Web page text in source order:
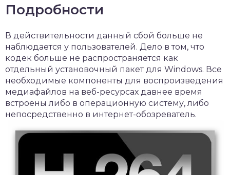
Подробности
В действительности данный сбой больше не
наблюдается у пользователей. Дело в том, что
кодек больше не распространяется как
отдельный установочный пакет для Windows. Все
необходимые компоненты для воспроизведения
медиафайлов на веб-ресурсах давнее время
встроены либо в операционную систему, либо
непосредственно в интернет-обозреватель.